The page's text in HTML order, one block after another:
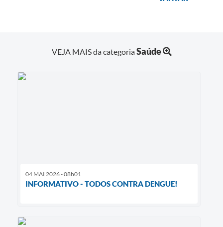
VEJA MAIS da categoriaSaúde
04 MAI 2026 - 08h01
INFORMATIVO - TODOS CONTRA DENGUE!